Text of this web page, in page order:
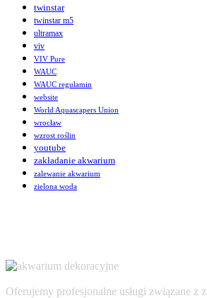
twinstar
twinstar m5
ultramax
viv
VIV Pure
WAUC
WAUC regulamin
website
World Aquascapers Union
wrocław
wzrost roślin
youtube
zakładanie akwarium
zalewanie akwarium
zielona woda
Oferujemy profesjonalne usługi związane z